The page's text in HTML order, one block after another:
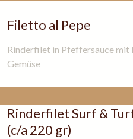
Filetto al Pepe
Rinderfilet in Pfeffersauce mit
Gemüse
Rinderfilet Surf &
(c/a 220 gr)